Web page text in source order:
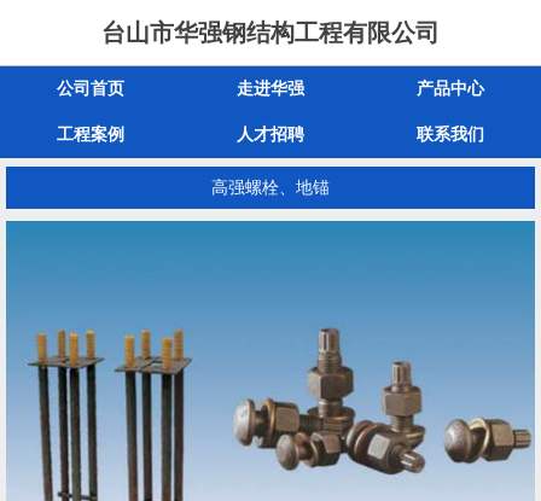
台山市华强钢结构工程有限公司
公司首页 走进华强 产品中心
工程案例 人才招聘 联系我们
高强螺栓、地锚